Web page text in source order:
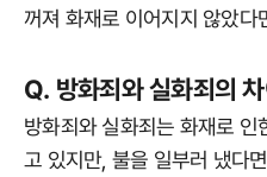
꺼져 화재로 이어지지 않았
Q. 방화죄와 실화죄의
방화죄와 실화죄는 화재로
고 있지만, 불을 일부러 냈다